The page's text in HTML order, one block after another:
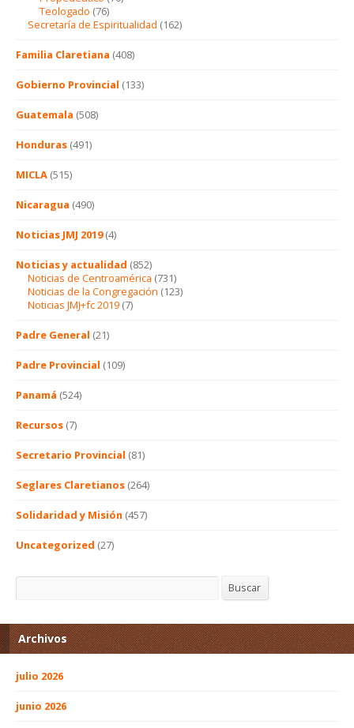
Teologado (76)
Secretaría de Espiritualidad (162)
Familia Claretiana (408)
Gobierno Provincial (133)
Guatemala (508)
Honduras (491)
MICLA (515)
Nicaragua (490)
Noticias JMJ 2019(4)
Noticias y actualidad (852)
Noticias de Centroamérica (731)
Noticias de la Congregación (123)
Noticias JMJ+fc 2019 (7)
Padre General (21)
Padre Provincial (109)
Panamá (524)
Recursos (7)
Secretario Provincial (81)
Seglares Claretianos (264)
Solidaridad y Misión (457)
Uncategorized (27)
Buscar
Archivos
julio 2026
junio 2026